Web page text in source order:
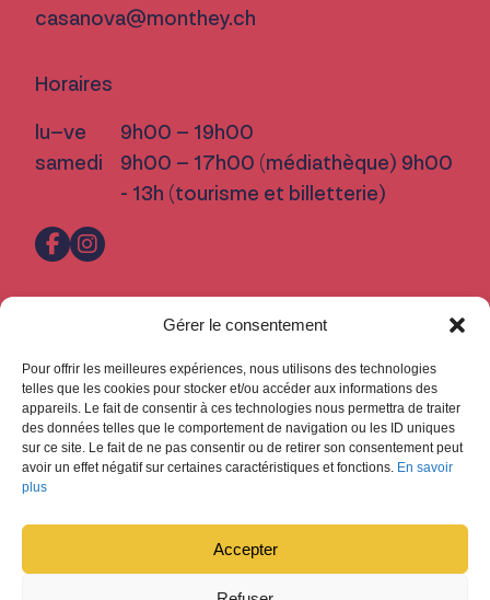
Gérer le consentement
Pour offrir les meilleures expériences, nous utilisons des technologies
telles que les cookies pour stocker et/ou accéder aux informations des
appareils. Le fait de consentir à ces technologies nous permettra de traiter
des données telles que le comportement de navigation ou les ID uniques
sur ce site. Le fait de ne pas consentir ou de retirer son consentement peut
avoir un effet négatif sur certaines caractéristiques et fonctions. En savoir
plus
Accepter
casanova@monthey.ch
Horaires
lu–ve
samedi
9h00 – 19h00
9h00 – 17h00 (médiathèque) 9h00
- 13h (tourisme et billetterie)
Nous trouver
Inscription Newsletter
Fermetures
Design : Ludovic Chappex & Cédric Raccio
Développement :